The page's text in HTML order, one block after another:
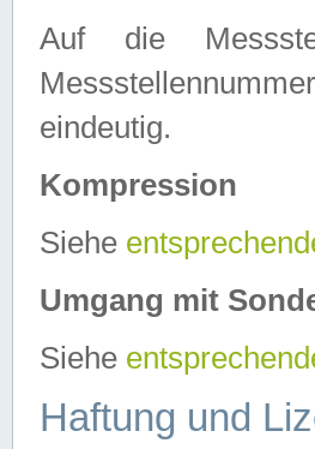
Auf die
eindeutig.
Kompression
Siehe
Umgang mit
Siehe
Haftung und